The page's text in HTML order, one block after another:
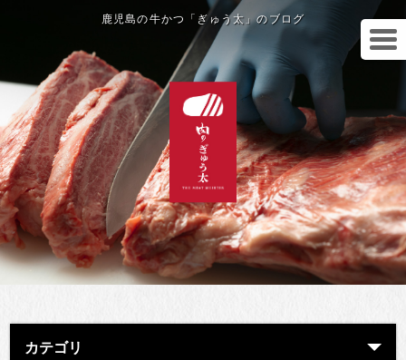
鹿児島の牛かつ「ぎゅう太」のブログ
カテゴリ